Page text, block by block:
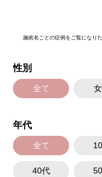
した筋肉の動きを抑制しま
細くする効果やフェイス
医師とのカウンセリングで
射のみの処置のためダウン
リスク、副作用：腫れ、赤
とがございます。また、
ございます。ボトックス注
ようお願いします。
韓国製ボツリヌストキシン
施術名ごとの症例をご覧になり
性別
全て
年代
全て
40代